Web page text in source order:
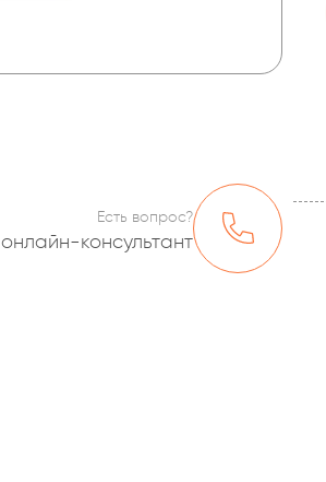
Есть вопрос?
онлайн-консультант